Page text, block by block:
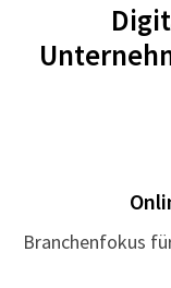
Branchenfokus